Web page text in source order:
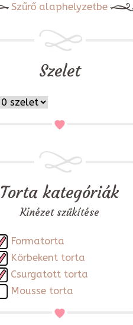
Szűrő alaphelyzetbe
Szelet
Torta kategóriák
Kinézet szűkítése
Formatorta
Körbekent torta
Csurgatott torta
Mousse torta